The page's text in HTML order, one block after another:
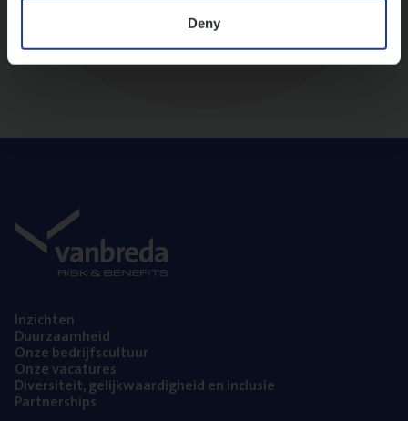
Deny
Inzich­ten
Duur­zaam­heid
Onze bedrijfs­cul­tuur
Onze vaca­tu­res
Diver­si­teit, gelijk­waar­dig­heid en inclusie
Part­ner­ships